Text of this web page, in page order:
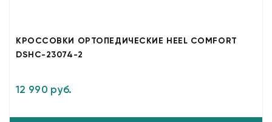
КРОССОВКИ ОРТОПЕДИЧЕСКИЕ HEEL COMFORT
DSHC-23074-2
12 990 руб.